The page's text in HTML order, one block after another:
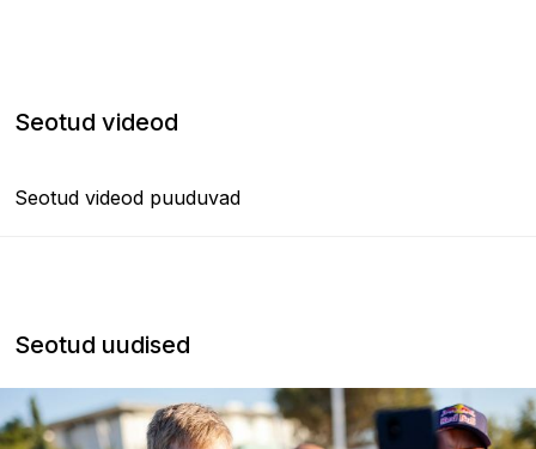
Seotud videod
Seotud videod puuduvad
Seotud uudised